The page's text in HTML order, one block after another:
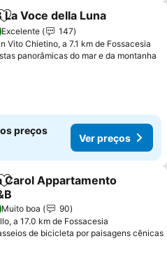
Adicionar aos favoritos
La Voce della Luna
Excelente
147
Vito Chietino, a 7.1 km de Fossacesia
panorâmicas do mar e da montanha
preços
Ver preços
Adicionar aos favoritos
Carol Appartamento
Muito boa
90
a 17.0 km de Fossacesia
de bicicleta por paisagens cênicas